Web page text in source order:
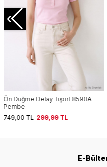
Ön Düğme Detay Tişört 8590A
Gri
749,00TL 299,99TL
E-